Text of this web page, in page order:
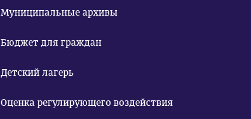
Муниципальные архивы
Бюджет для граждан
Детский лагерь
Оценка регулирующего воздействия